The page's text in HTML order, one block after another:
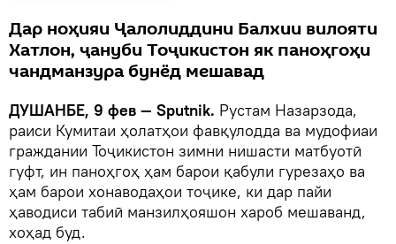
Дар ноҳияи Ҷалолиддини Балхии вилояти
Хатлон, ҷануби Тоҷикистон як паноҳгоҳи
чандманзура бунёд мешавад
ДУШАНБЕ, 9 фев — Sputnik. Рустам Назарзода,
раиси Кумитаи ҳолатҳои фавқулодда ва мудофиаи
граждании Тоҷикистон зимни нишасти матбуотӣ
гуфт, ин паноҳгоҳ ҳам барои қабули гурезаҳо ва
ҳам барои хонаводаҳои тоҷике, ки дар пайи
ҳаводиси табиӣ манзилҳояшон хароб мешаванд,
хоҳад буд.